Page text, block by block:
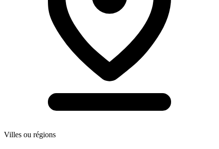
Villes ou régions